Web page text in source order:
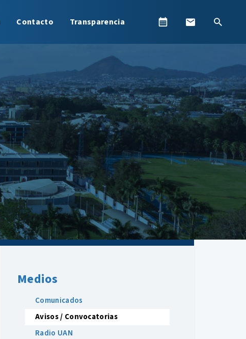
Contacto Transparencia
Medios
Comunicados
Avisos / Convocatorias
Radio UAN